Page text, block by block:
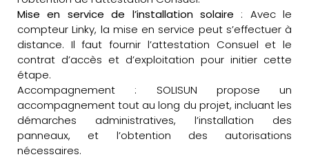
Mise en service de l’installation solaire : Avec le
compteur Linky, la mise en service peut s’effectuer à
distance. Il faut fournir l’attestation Consuel et le
contrat d’accès et d’exploitation pour initier cette
étape.
Accompagnement : SOLISUN propose un
accompagnement tout au long du projet, incluant les
démarches administratives, l’installation des
panneaux, et l’obtention des autorisations
nécessaires.